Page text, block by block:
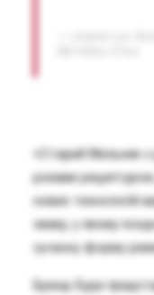
«Старий Мельник з
роками
нових технологій
смаку, у якому
сучасну форму
Бренд буде